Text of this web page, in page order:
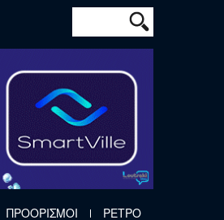
Φόρμα
Αναζήτηση
ΠΡΟΟΡΙΣΜΟΙ ΡΕΤΡΟ